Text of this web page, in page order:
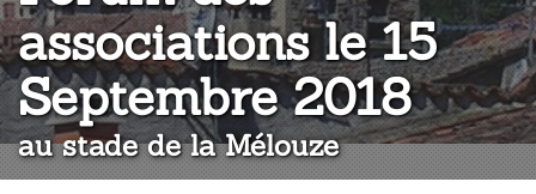
associations le 15
Septembre 2018:
au stade de la Mélouze